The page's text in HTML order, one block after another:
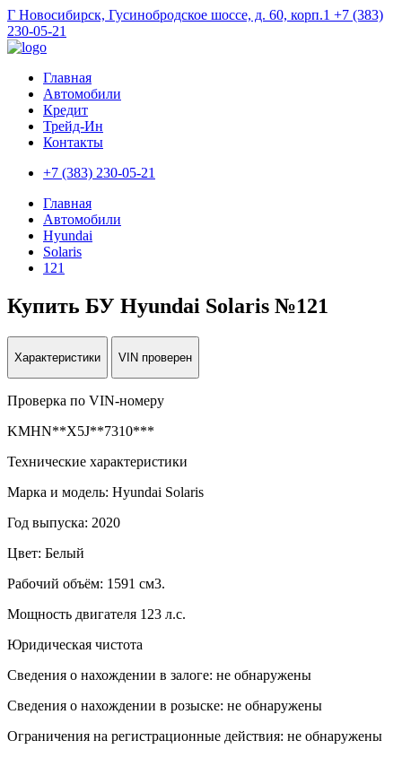
Г Новосибирск, Гусинобродское шоссе, д. 60, корп.1 +7 (383)
230-05-21
Главная
Автомобили
Кредит
Трейд-Ин
Контакты
+7 (383) 230-05-21
Главная
Автомобили
Hyundai
Solaris
121
Купить БУ Hyundai Solaris №121
Характеристики VIN проверен
Проверка по VIN-номеру
KMHN**X5J**7310***
Технические характеристики
Марка и модель: Hyundai Solaris
Год выпуска: 2020
Цвет: Белый
Рабочий объём: 1591 см3.
Мощность двигателя 123 л.с.
Юридическая чистота
Сведения о нахождении в залоге: не обнаружены
Сведения о нахождении в розыске: не обнаружены
Ограничения на регистрационные действия: не обнаружены